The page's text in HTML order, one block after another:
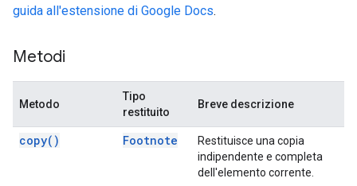
guida all'estensione di Google Docs.
Metodi
Metodo
Tipo
restituito
Breve descrizione
copy( ) Footnote
Restituisce una copia
indipendente e completa
dell'elemento corrente.